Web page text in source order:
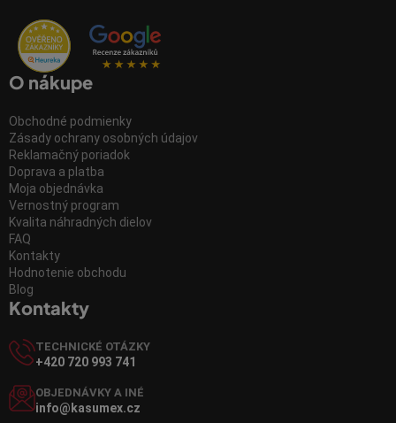
O nákupe
Obchodné podmienky
Zásady ochrany osobných údajov
Reklamačný poriadok
Doprava a platba
Moja objednávka
Vernostný program
Kvalita náhradných dielov
FAQ
Kontakty
Hodnotenie obchodu
Blog
Kontakty
TECHNICKÉ OTÁZKY
+420 720 993 741
OBJEDNÁVKY A INÉ
info@kasumex.cz